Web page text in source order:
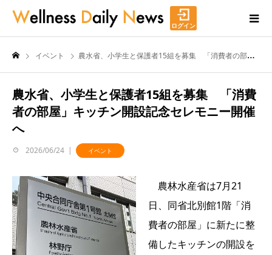
ログイン
イベント 農水省、小学生と保護者15組を募集 「消費者の部屋」キッチン開設記念セレモニー開催へ
農水省、小学生と保護者15組を募集 「消費
者の部屋」キッチン開設記念セレモニー開催
へ
2026/06/24 イベント
農林水産省は7月21
日、同省北別館1階「消
費者の部屋」に新たに整
備したキッチンの開設を